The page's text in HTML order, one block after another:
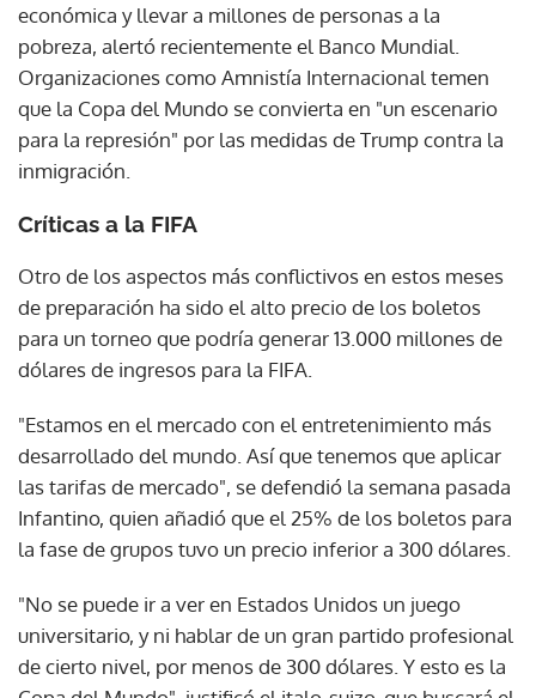
económica y llevar a millones de personas a la
pobreza, alertó recientemente el Banco Mundial.
Organizaciones como Amnistía Internacional temen
que la Copa del Mundo se convierta en "un escenario
para la represión" por las medidas de Trump contra la
inmigración.
Críticas a la FIFA
Otro de los aspectos más conflictivos en estos meses
de preparación ha sido el alto precio de los boletos
para un torneo que podría generar 13.000 millones de
dólares de ingresos para la FIFA.
"Estamos en el mercado con el entretenimiento más
desarrollado del mundo. Así que tenemos que aplicar
las tarifas de mercado", se defendió la semana pasada
Infantino, quien añadió que el 25% de los boletos para
la fase de grupos tuvo un precio inferior a 300 dólares.
"No se puede ir a ver en Estados Unidos un juego
universitario, y ni hablar de un gran partido profesional
de cierto nivel, por menos de 300 dólares. Y esto es la